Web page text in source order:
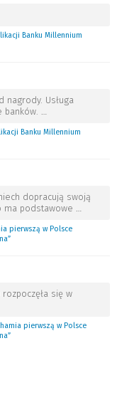
Banku Millennium
nagrody. Usługa
banków. …
Banku Millennium
dopracują swoją
ma podstawowe …
pierwszą w Polsce
się w
pierwszą w Polsce